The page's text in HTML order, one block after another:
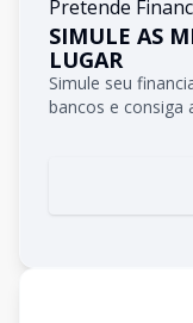
Pretende
SIMULE AS
LUGAR
Simule seu
bancos e consiga